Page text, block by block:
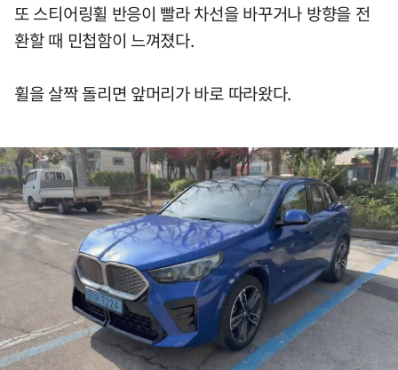
또 스티어링휠 반응이 빨라 차선을 바꾸거나 방향을 전
환할 때 민첩함이 느껴졌다.
휠을 살짝 돌리면 앞머리가 바로 따라왔다.